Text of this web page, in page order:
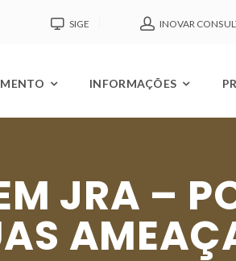
SIGE INOVAR
INFORMAÇÕES
JRA –